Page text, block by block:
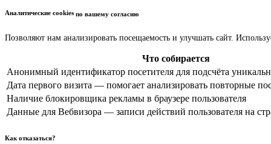
Аналитические cookies по вашему согласию
Позволяют нам анализировать посещаемость и улучшать сайт.
Что собирается
Анонимный идентификатор посетителя для подсчёта
Дата первого визита — помогает анализировать повторные
Наличие блокировщика рекламы в браузере пользователя
Данные для Вебвизора — записи действий пользователя на
Как отказаться?